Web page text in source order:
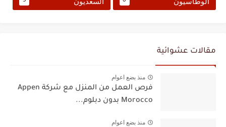
مقالات عشوائية
منذ بضع اعوام
فرص العمل من المنزل مع شركة Appen
Morocco بدون دبلوم...
منذ بضع اعوام